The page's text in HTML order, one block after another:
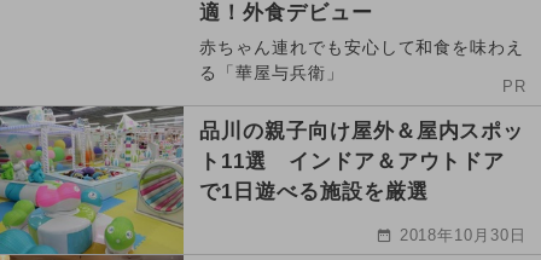
適！外食デビュー
赤ちゃん連れでも安心して和食を味わえ
る「華屋与兵衛」
PR
品川の親子向け屋外＆屋内スポッ
ト11選 インドア＆アウトドア
で1日遊べる施設を厳選
2018年10月30日